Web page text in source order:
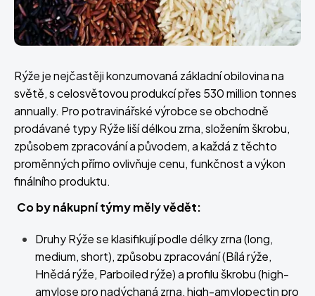
Rýže je nejčastěji konzumovaná základní obilovina na
světě, s celosvětovou produkcí přes 530 million tonnes
annually. Pro potravinářské výrobce se obchodně
prodávané typy Rýže liší délkou zrna, složením škrobu,
způsobem zpracování a původem, a každá z těchto
proměnných přímo ovlivňuje cenu, funkčnost a výkon
finálního produktu.
Co by nákupní týmy měly vědět:
Druhy Rýže se klasifikují podle délky zrna (long,
medium, short), způsobu zpracování (Bílá rýže,
Hnědá rýže, Parboiled rýže) a profilu škrobu (high-
amylose pro nadýchaná zrna, high-amylopectin pro